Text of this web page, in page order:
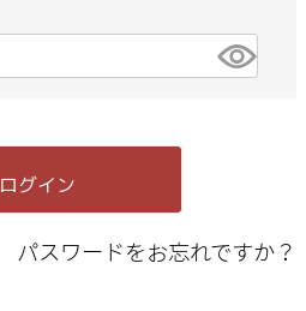
ログイン
パスワードをお忘れですか？